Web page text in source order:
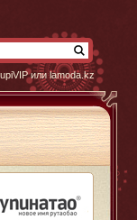
илиlamoda.kz